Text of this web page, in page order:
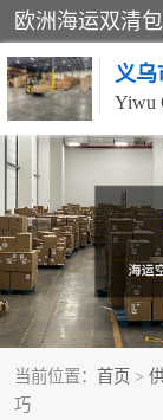
义乌
当前位置： 首页 >
巧
美森快船
加拿大海运/
门
墨西哥海运/
门